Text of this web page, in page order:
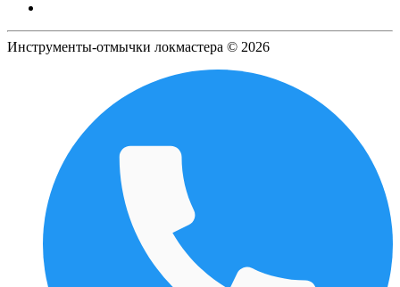
Инструменты-отмычки локмастера © 2026